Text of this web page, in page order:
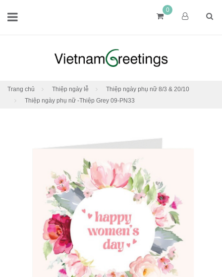
0
Trang chủ Thiệp ngày lễ
Thiệp ngày phụ nữ 8/3 & 20/10
Thiệp ngày phụ nữ -Thiệp Grey 09-PN33